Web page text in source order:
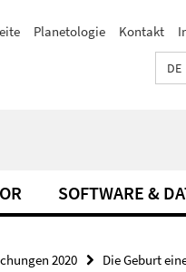
Planetologie Kontakt
DE
SOFTWARE &
2020
Die Geburt